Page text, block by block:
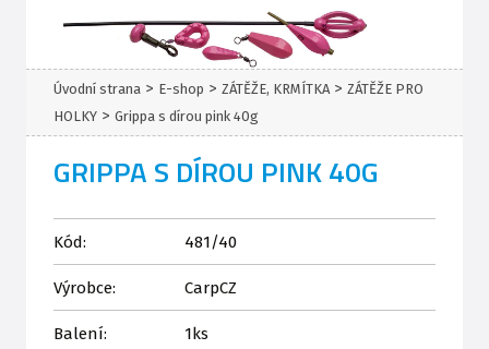
Úvodní strana > E-shop > ZÁTĚŽE, KRMÍTKA > ZÁTĚŽE PRO
HOLKY > Grippa s dírou pink 40g
GRIPPA S DÍROU PINK 40G
Kód: 481/40
Výrobce: CarpCZ
Balení: 1ks